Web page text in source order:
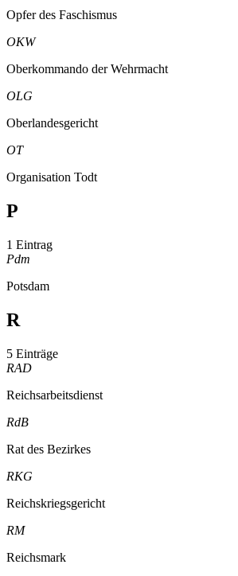
Opfer des Faschismus
OKW
Oberkommando der Wehrmacht
OLG
Oberlandesgericht
OT
Organisation Todt
P
1 Eintrag
Pdm
Potsdam
R
5 Einträge
RAD
Reichsarbeitsdienst
RdB
Rat des Bezirkes
RKG
Reichskriegsgericht
RM
Reichsmark